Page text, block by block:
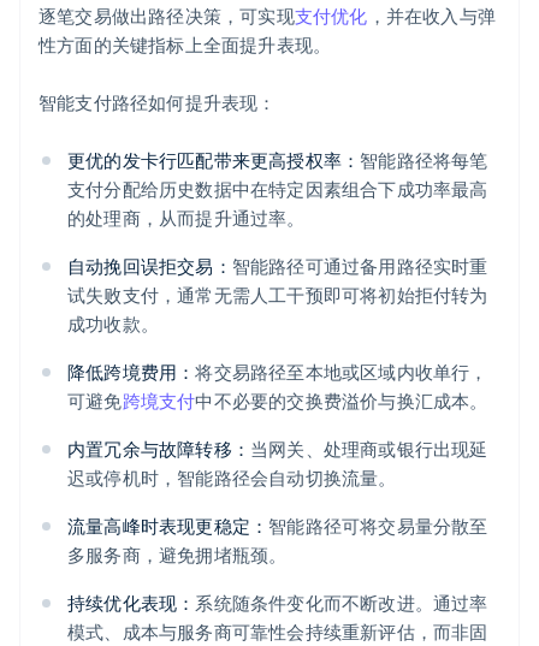
逐笔交易做出路径决策，可实现支付优化 ，并在收入与弹
性方面的关键指标上全面提升表现。
智能支付路径如何提升表现：
更优的发卡行匹配带来更高授权率： 智能路径将每笔
支付分配给历史数据中在特定因素组合下成功率最高
的处理商，从而提升通过率。
自动挽回误拒交易： 智能路径可通过备用路径实时重
试失败支付，通常无需人工干预即可将初始拒付转为
成功收款。
降低跨境费用：将交易路径至本地或区域内收单行，
可避免跨境支付中不必要的交换费溢价与换汇成本。
内置冗余与故障转移： 当网关、处理商或银行出现延
迟或停机时，智能路径会自动切换流量。
流量高峰时表现更稳定： 智能路径可将交易量分散至
多服务商，避免拥堵瓶颈。
持续优化表现： 系统随条件变化而不断改进。通过率
模式、成本与服务商可靠性会持续重新评估，而非固